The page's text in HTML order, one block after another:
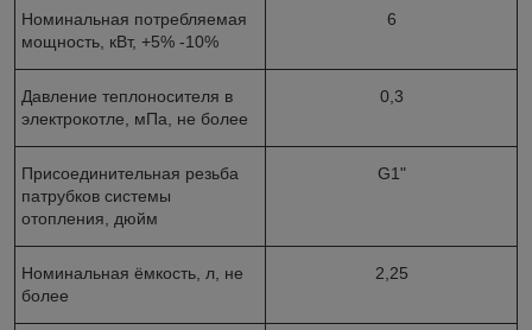
Номинальная потребляемая
мощность, кВт, +5% -10%
6
Давление теплоносителя в
электрокотле, мПа, не более
0,3
Присоединительная резьба
патрубков системы
отопления, дюйм
G1"
Номинальная ёмкость, л, не
более
2,25